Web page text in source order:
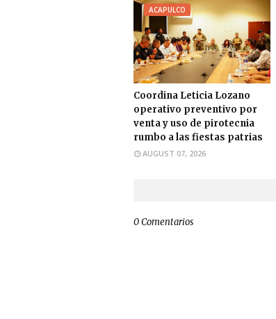
ACAPULCO
Coordina Leticia Lozano
operativo preventivo por
venta y uso de pirotecnia
rumbo a las fiestas patrias
AUGUST 07, 2026
0 Comentarios